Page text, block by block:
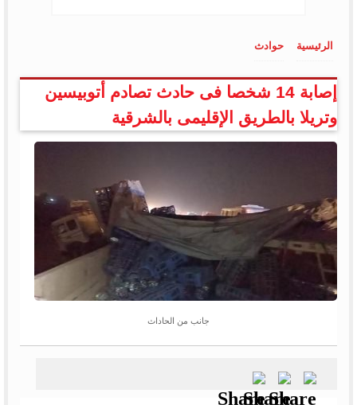
الرئيسية حوادث
إصابة 14 شخصا فى حادث تصادم أتوبيسين
وتريلا بالطريق الإقليمى بالشرقية
جانب من الحاداث